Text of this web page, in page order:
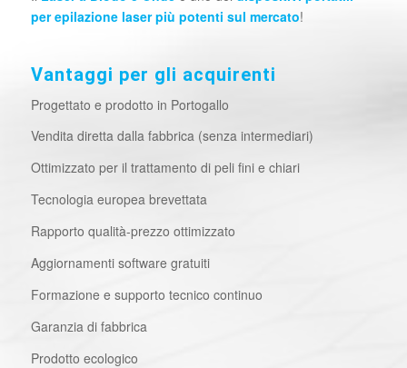
per epilazione laser più potenti sul mercato!
Vantaggi per gli acquirenti
Progettato e prodotto in Portogallo
Vendita diretta dalla fabbrica (senza intermediari)
Ottimizzato per il trattamento di peli fini e chiari
Tecnologia europea brevettata
Rapporto qualità-prezzo ottimizzato
Aggiornamenti software gratuiti
Formazione e supporto tecnico continuo
Garanzia di fabbrica
Prodotto ecologico